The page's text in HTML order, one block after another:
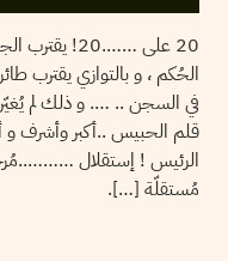
20 على
الحُكم ، و بالتوازي يقترب
في السجن .. …. و ذلك لم
قلم الحبيس ..أكبر
الرئيس ! إستقلال
مُستقلّة […].